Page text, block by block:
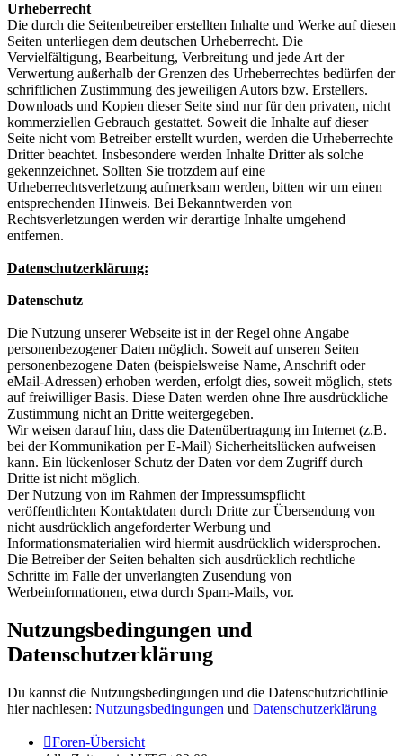
Urheberrecht
Die durch die Seitenbetreiber erstellten Inhalte und Werke auf diesen
Seiten unterliegen dem deutschen Urheberrecht. Die
Vervielfältigung, Bearbeitung, Verbreitung und jede Art der
Verwertung außerhalb der Grenzen des Urheberrechtes bedürfen der
schriftlichen Zustimmung des jeweiligen Autors bzw. Erstellers.
Downloads und Kopien dieser Seite sind nur für den privaten, nicht
kommerziellen Gebrauch gestattet. Soweit die Inhalte auf dieser
Seite nicht vom Betreiber erstellt wurden, werden die Urheberrechte
Dritter beachtet. Insbesondere werden Inhalte Dritter als solche
gekennzeichnet. Sollten Sie trotzdem auf eine
Urheberrechtsverletzung aufmerksam werden, bitten wir um einen
entsprechenden Hinweis. Bei Bekanntwerden von
Rechtsverletzungen werden wir derartige Inhalte umgehend
entfernen.
Datenschutzerklärung:
Datenschutz
Die Nutzung unserer Webseite ist in der Regel ohne Angabe
personenbezogener Daten möglich. Soweit auf unseren Seiten
personenbezogene Daten (beispielsweise Name, Anschrift oder
eMail-Adressen) erhoben werden, erfolgt dies, soweit möglich, stets
auf freiwilliger Basis. Diese Daten werden ohne Ihre ausdrückliche
Zustimmung nicht an Dritte weitergegeben.
Wir weisen darauf hin, dass die Datenübertragung im Internet (z.B.
bei der Kommunikation per E-Mail) Sicherheitslücken aufweisen
kann. Ein lückenloser Schutz der Daten vor dem Zugriff durch
Dritte ist nicht möglich.
Der Nutzung von im Rahmen der Impressumspflicht
veröffentlichten Kontaktdaten durch Dritte zur Übersendung von
nicht ausdrücklich angeforderter Werbung und
Informationsmaterialien wird hiermit ausdrücklich widersprochen.
Die Betreiber der Seiten behalten sich ausdrücklich rechtliche
Schritte im Falle der unverlangten Zusendung von
Werbeinformationen, etwa durch Spam-Mails, vor.
Nutzungsbedingungen und
Datenschutzerklärung
Du kannst die Nutzungsbedingungen und die Datenschutzrichtlinie
hier nachlesen: Nutzungsbedingungen und Datenschutzerklärung
Foren-Übersicht